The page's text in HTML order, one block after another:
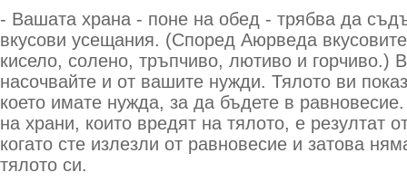
- Вашата храна - поне на обед - трябва да
вкусови усещания. (Според Аюрведа
кисело, солено, тръпчиво, лютиво и горчиво.)
насочвайте и от вашите нужди. Тялото ви
което имате нужда, за да бъдете в
на храни, които вредят на тялото, е резултат
когато сте излезли от равновесие и затова
тялото си.